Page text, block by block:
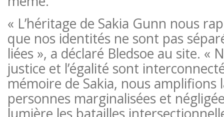
« L’héritage de Sakia Gunn nous
que nos identités ne sont pas
liées », a déclaré Bledsoe au site. «
justice et l’égalité sont
mémoire de Sakia, nous amplifions
personnes marginalisées et
lumière les batailles